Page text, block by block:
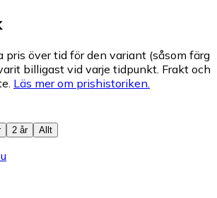
pris över tid för den variant (såsom färg
billigast vid varje tidpunkt. Frakt och
Läs mer om prishistoriken.
2 år Allt